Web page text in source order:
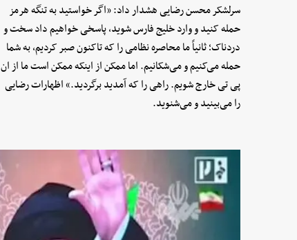
سرلشکر محسن رضایی هشدار داد: «اگر خواستید به تنگه هرمز
حمله کنید و وارد خلیج فارس شوید، پاسخی خواهیم داد سخت و
دردناک؛ ثانیاً ما محاصره نظامی را که تاکنون صبر کردیم، به شما
حمله می‌کنیم و می‌شکانیم. اما ممکن از اینکه ممکن است ما از ان
پی تی خارج شویم. راهی را که آمدید برگردید.» اظهارات رضایی
را می‌بینید و می‌شنوید.